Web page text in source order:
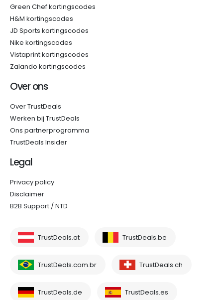
Green Chef kortingscodes
H&M kortingscodes
JD Sports kortingscodes
Nike kortingscodes
Vistaprint kortingscodes
Zalando kortingscodes
Over ons
Over TrustDeals
Werken bij TrustDeals
Ons partnerprogramma
TrustDeals Insider
Legal
Privacy policy
Disclaimer
B2B Support / NTD
TrustDeals.at TrustDeals.be
TrustDeals.com.br TrustDeals.ch
TrustDeals.de TrustDeals.es